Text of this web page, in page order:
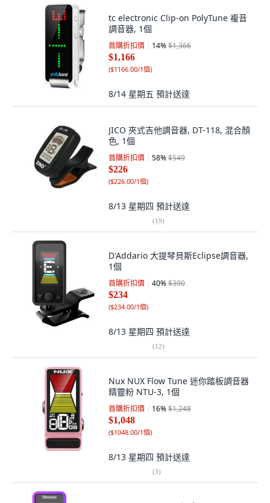
tc electronic Clip-on PolyTune 複音
調音器, 1個
首購折扣價 14%$1,366
$1,166
($1166.00/1個)
8/14 星期五 預計送達
JICO 夾式吉他調音器, DT-118, 混合顏
色, 1個
首購折扣價 58%$549
$226
($226.00/1個)
8/13 星期四 預計送達
(19)
D'Addario 大提琴貝斯Eclipse調音器,
1個
首購折扣價 40%$390
$234
($234.00/1個)
8/13 星期四 預計送達
(12)
Nux NUX Flow Tune 迷你踏板調音器
精靈粉 NTU-3, 1個
首購折扣價 16%$1,248
$1,048
($1048.00/1個)
8/13 星期四 預計送達
(3)